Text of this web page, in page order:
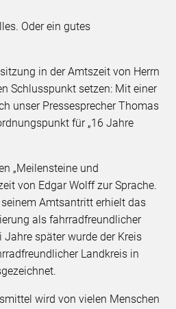
Oder ein gutes
in der Amtszeit von Herrn
Schlusspunkt setzen: Mit einer
unser Pressesprecher Thomas
für „16 Jahre
„Meilensteine und
von Edgar Wolff zur Sprache.
Amtsantritt erhielt das
als fahrradfreundlicher
Jahre später wurde der Kreis
Landkreis in
wird von vielen Menschen